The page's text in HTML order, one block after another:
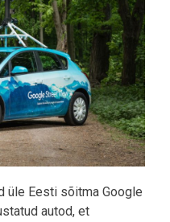
üle Eesti sõitma Google
autod, et